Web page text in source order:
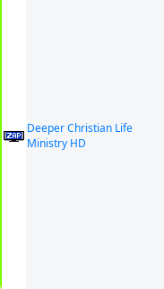
Deeper Christian Life
Ministry HD